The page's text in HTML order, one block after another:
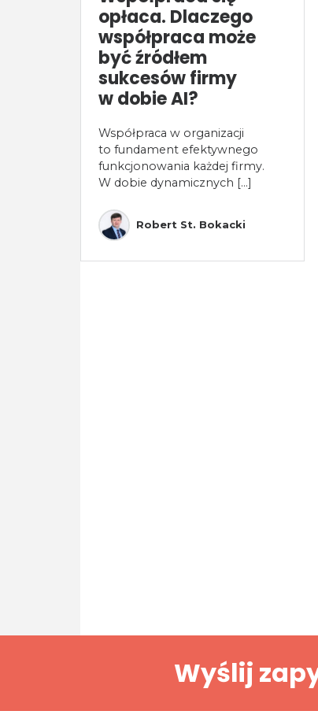
opłaca. Dlaczego
współpraca może
być źródłem
sukcesów firmy
w dobie AI?
Współpraca w organizacji
to fundament efektywnego
funkcjonowania każdej firmy.
W dobie dynamicznych [...]
Robert St. Bokacki
Wyślij